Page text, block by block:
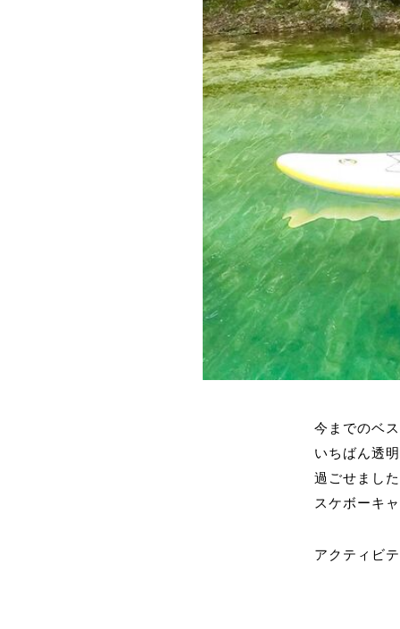
今までのベ
いちばん透
過ごせまし
スケボーキ
アクティビ